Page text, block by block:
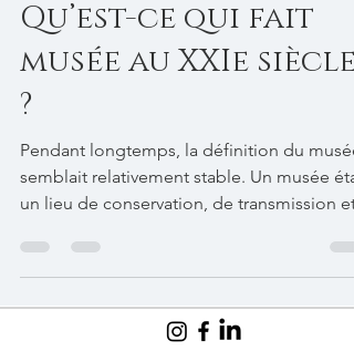
30 mai
3 min de lecture
Qu’est-ce qui fait
musée au XXIe siècle
?
Pendant longtemps, la définition du musée
un lieu de conservation, de transmission et
de contemplation. On y venait pour admirer
les œuvres qui avaient traversé le temps,
celles qui avaient façonné les grands